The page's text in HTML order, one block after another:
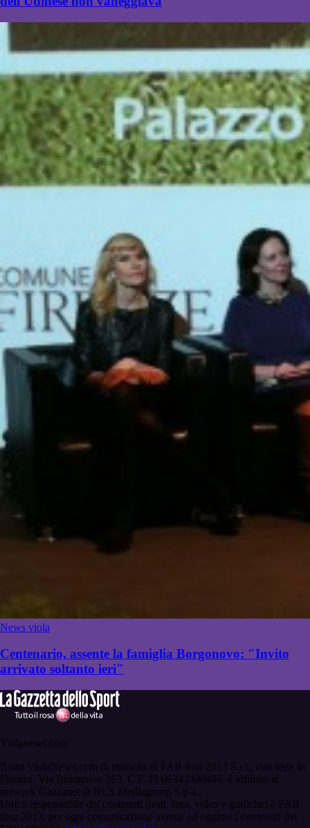
News viola
Centenario, assente la famiglia Borgonovo: "Invito
arrivato soltanto ieri"
Violanews.com
Il sito ViolaNews.com di titolarità di FAB four 2013 S.r.l., con sede in
Firenze, Via Bolognese 263, C.F./PI 06342490486, è affiliato al
network Gazzanet di RCS Mediagroup S.p.a..
Unico responsabile dei contenuti (testi, foto, video e grafiche) è FAB
four 2013; per ogni comunicazione avente ad oggetto i contenuti del